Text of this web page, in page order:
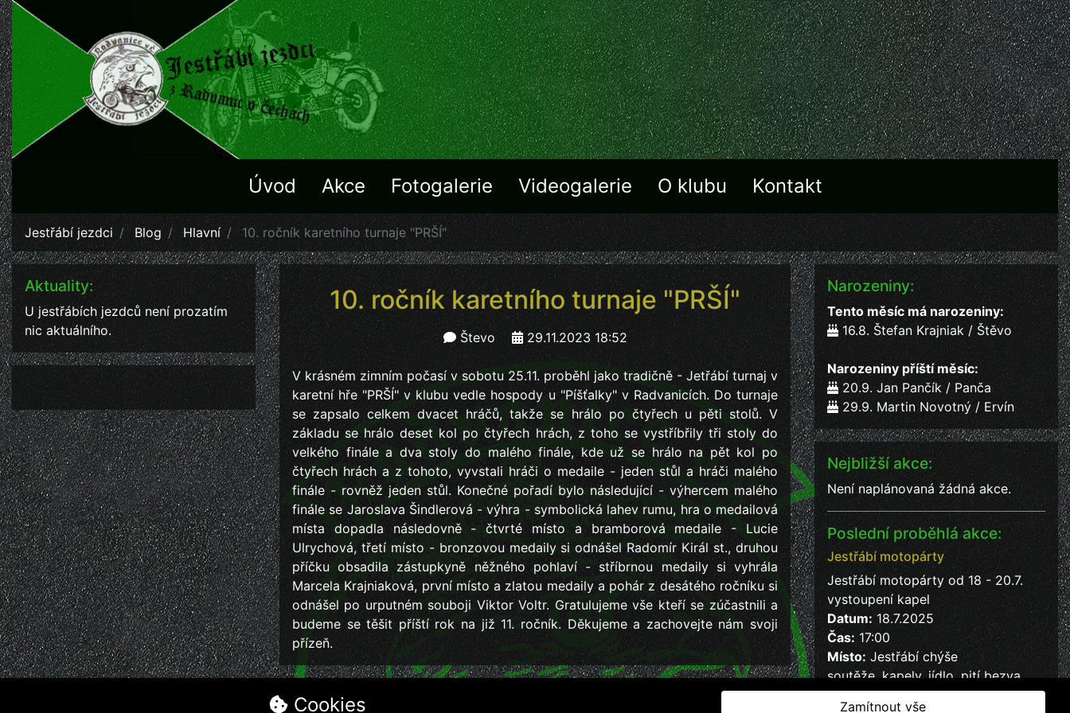
Úvod Akce Fotogalerie Videogalerie O klubu Kontakt
Jestřábí jezdci Blog Hlavní 10. ročník karetního turnaje "PRŠÍ"
Aktuality:
U jestřábích jezdců není prozatím
nic aktuálního.
10. ročník karetního turnaje "PRŠÍ"
Števo 29.11.2023 18:52
V krásném zimním počasí v sobotu 25.11. proběhl jako tradičně - Jetřábí turnaj v
karetní hře "PRŠÍ" v klubu vedle hospody u "Píšťalky" v Radvanicích. Do turnaje
se zapsalo celkem dvacet hráčů, takže se hrálo po čtyřech u pěti stolů. V
základu se hrálo deset kol po čtyřech hrách, z toho se vystříbřily tři stoly do
velkého finále a dva stoly do malého finále, kde už se hrálo na pět kol po
čtyřech hrách a z tohoto, vyvstali hráči o medaile - jeden stůl a hráči malého
finále - rovněž jeden stůl. Konečné pořadí bylo následující - výhercem malého
finále se Jaroslava Šindlerová - výhra - symbolická lahev rumu, hra o medailová
místa dopadla následovně - čtvrté místo a bramborová medaile - Lucie
Ulrychová, třetí místo - bronzovou medaily si odnášel Radomír Királ st., druhou
příčku obsadila zástupkyně něžného pohlaví - stříbrnou medaily si vyhrála
Marcela Krajniaková, první místo a zlatou medaily a pohár z desátého ročníku si
odnášel po urputném souboji Viktor Voltr. Gratulujeme vše kteří se zúčastnili a
budeme se těšit příští rok na již 11. ročník. Děkujeme a zachovejte nám svoji
přízeň.
Narozeniny:
Tento měsíc má narozeniny:
16.8. Štefan Krajniak / Štěvo
Narozeniny příští měsíc:
20.9. Jan Pančík / Panča
29.9. Martin Novotný / Ervín
Nejbližší akce:
Není naplánovaná žádná akce.
Poslední proběhlá akce:
Jestřábí motopárty
Jestřábí motopárty od 18 - 20.7.
vystoupení kapel
Datum:18.7.2025
Čas: 17:00
Místo: Jestřábí chýše
soutěže, kapely, jídlo, pití bezva
kalba
Cookies Zamítnout vše